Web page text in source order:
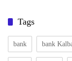
Tags
bank bank